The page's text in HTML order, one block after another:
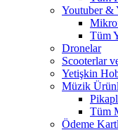
Youtuber &
Tüm
Dronelar
Scooterlar
Yetişkin
Müzik
Tüm
Ödeme